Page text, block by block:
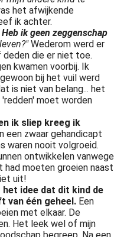
het afwijkende
ik achter.
Heb ik geen zeggenschap
Wederom werd er
deden die er niet toe.
kwamen voorbij. Ik
bij het vuil werd
is niet van belang... het
moet worden
ik sliep kreeg ik
een zwaar gehandicapt
waren nooit volgroeid.
ontwikkelen vanwege
had moeten groeien naast
uit!
idee dat dit kind de
van één geheel. Een
met elkaar. De
Het leek wel of mijn